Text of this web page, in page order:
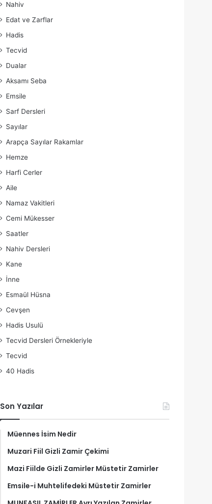
Nahiv
Edat ve Zarflar
Hadis
Tecvid
Dualar
Aksamı Seba
Emsile
Sarf Dersleri
Sayılar
Arapça Sayılar Rakamlar
Hemze
Harfi Cerler
Aile
Namaz Vakitleri
Cemi Mükesser
Saatler
Nahiv Dersleri
Kane
İnne
Esmaül Hüsna
Cevşen
Hadis Usulü
Tecvid Dersleri Örnekleriyle
Tecvid
40 Hadis
Son Yazılar
Müennes İsim Nedir
Muzari Fiil Gizli Zamir Çekimi
Mazi Fiilde Gizli Zamirler Müstetir Zamirler
Emsile-i Muhtelifedeki Müstetir Zamirler